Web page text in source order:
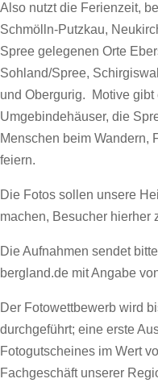
Also nutzt die Ferienzeit,
Schmölln-Putzkau,
Spree gelegenen Orte
Sohland/Spree,
und Obergurig. Motive gibt
Umgebindehäuser, die
Menschen beim Wandern,
feiern.
Die Fotos sollen unsere
machen, Besucher hierher
Die Aufnahmen sendet
bergland.de mit Angabe
Der Fotowettbewerb wird
durchgeführt; eine erste
Fotogutscheines im Wert
Fachgeschäft unserer